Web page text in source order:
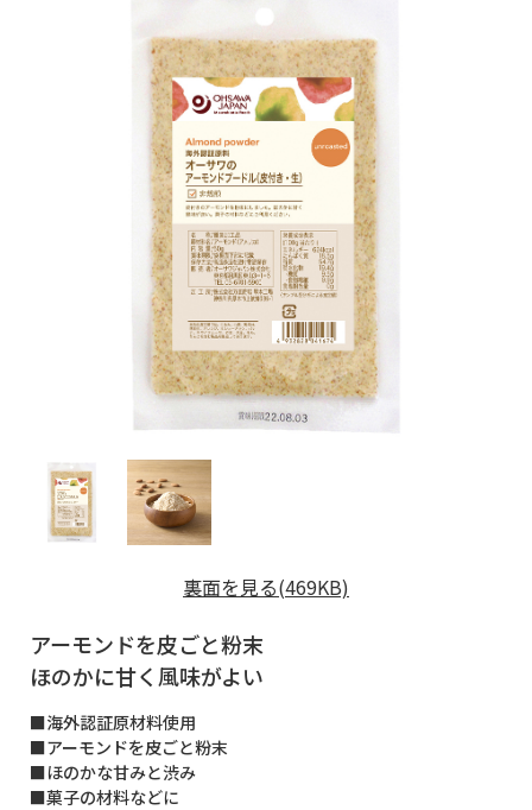
裏面を見る(469KB)
アーモンドを皮ごと粉末
ほのかに甘く風味がよい
■海外認証原材料使用
■アーモンドを皮ごと粉末
■ほのかな甘みと渋み
■菓子の材料などに